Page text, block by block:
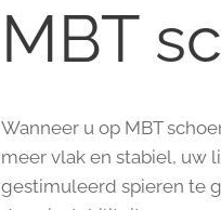
MBT
Wanneer u op MBT
meer vlak en stabiel, uw
gestimuleerd spieren te